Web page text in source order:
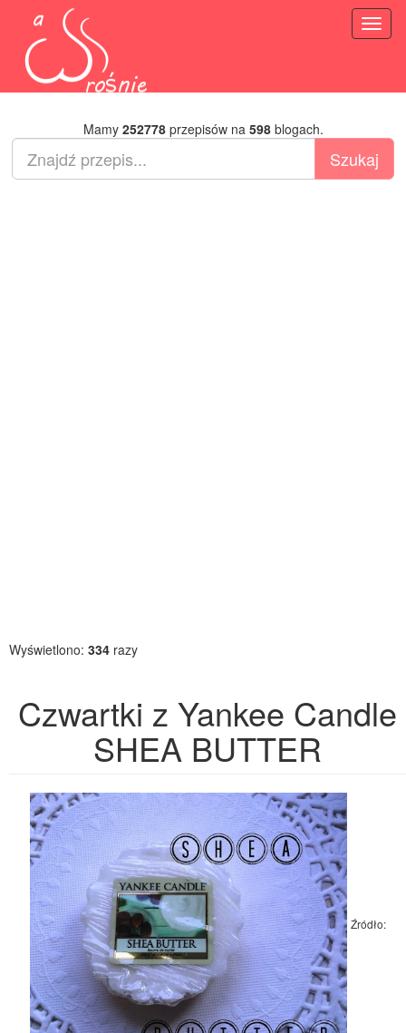
Mamy 252778przepisów na 598blogach.
Wyświetlono: 334 razy
Czwartki z Yankee Candle
SHEA BUTTER
Źródło: